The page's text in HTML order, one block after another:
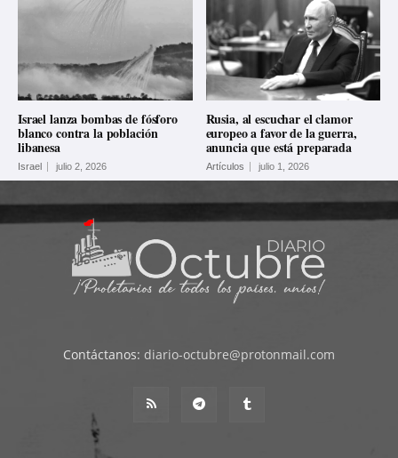
Israel lanza bombas de fósforo
blanco contra la población
libanesa
Israel julio 2, 2026
Rusia, al escuchar el clamor
europeo a favor de la guerra,
anuncia que está preparada
Artículos julio 1, 2026
Contáctanos: diario-octubre@protonmail.com